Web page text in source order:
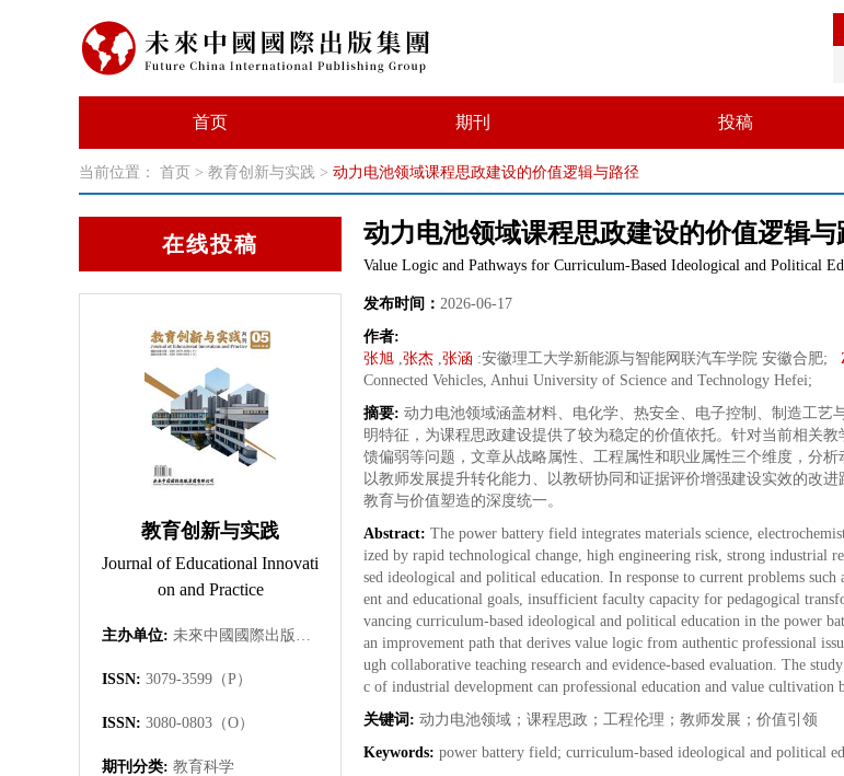
首页 期刊 投稿
当前位置： 首页 > 教育创新与实践 > 动力电池领域课程思政建设的价值逻辑与路径
在线投稿
教育创新与实践
Journal of Educational Innovati
on and Practice
主办单位: 未來中國國際出版集團有限公司
ISSN: 3079-3599（P）
ISSN: 3080-0803（O）
期刊分类: 教育科学
动力电池领域课程思政建设的价值逻辑与
Value Logic and Pathways for Curriculum-Based Ideological and Political
发布时间： 2026-06-17
作者:
张旭 ,张杰 ,张涵 :安徽理工大学新能源与智能网联汽车学院 安徽合肥;
Connected Vehicles, Anhui University of Science and Technology Hefei;
摘要: 动力电池领域涵盖材料、电化学、热安全、电子控制、制造工
明特征，为课程思政建设提供了较为稳定的价值依托。针对当前相关
馈偏弱等问题，文章从战略属性、工程属性和职业属性三个维度，分
以教师发展提升转化能力、以教研协同和证据评价增强建设实效的改
教育与价值塑造的深度统一。
Abstract: The power battery field integrates materials science,
ized by rapid technological change, high engineering risk, strong industrial
sed ideological and political education. In response to current problems
ent and educational goals, insufficient faculty capacity for pedagogical
vancing curriculum-based ideological and political education in the power
an improvement path that derives value logic from authentic professional
ugh collaborative teaching research and evidence-based evaluation. The
c of industrial development can professional education and value cultivation
关键词: 动力电池领域；课程思政；工程伦理；教师发展；价值引领
Keywords: power battery field; curriculum-based ideological and political